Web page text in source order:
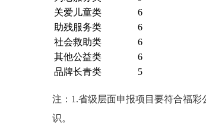
关爱儿童类
6
助残服务类
6
社会救助类
6
其他公益类
6
品牌长青类
5
注：1.省级层面申报项目要符合福
识。